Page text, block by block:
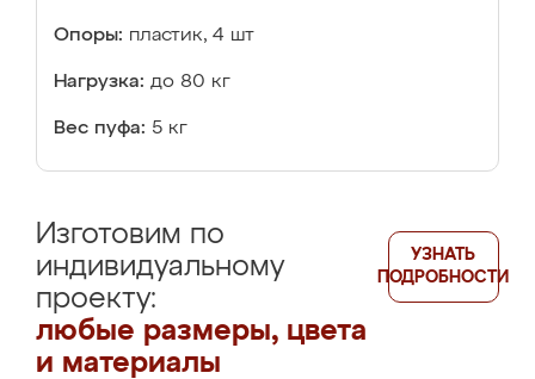
Опоры: пластик, 4 шт
Нагрузка: до 80 кг
Вес пуфа: 5 кг
Изготовим по
индивидуальному
проекту:
любые размеры, цвета
и материалы
УЗНАТЬ
ПОДРОБНОСТИ